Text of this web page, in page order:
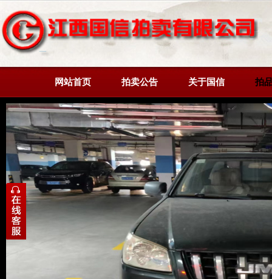
网站首页 拍卖公告 关于国信 拍